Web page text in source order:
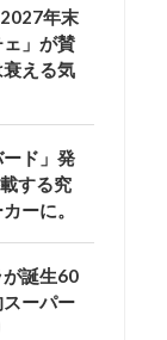
年末
」が賛
える気
ド」発
する究
ーに。
が誕生60
ーパー